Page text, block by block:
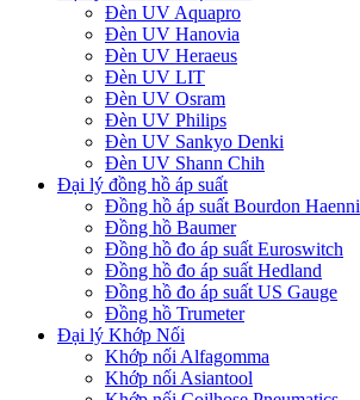
Đèn UV Aquapro
Đèn UV Hanovia
Đèn UV Heraeus
Đèn UV LIT
Đèn UV Osram
Đèn UV Philips
Đèn UV Sankyo Denki
Đèn UV Shann Chih
Đại lý đồng hồ áp suất
Đồng hồ áp suất Bourdon Haenni
Đồng hồ Baumer
Đồng hồ đo áp suất Euroswitch
Đồng hồ đo áp suất Hedland
Đồng hồ đo áp suất US Gauge
Đồng hồ Trumeter
Đại lý Khớp Nối
Khớp nối Alfagomma
Khớp nối Asiantool